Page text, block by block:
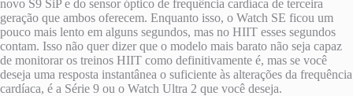
novo S9 SiP e do sensor óptico de frequência cardíaca de terceira
geração que ambos oferecem. Enquanto isso, o Watch SE ficou um
pouco mais lento em alguns segundos, mas no HIIT esses segundos
contam. Isso não quer dizer que o modelo mais barato não seja capaz
de monitorar os treinos HIIT como definitivamente é, mas se você
deseja uma resposta instantânea o suficiente às alterações da frequência
cardíaca, é a Série 9 ou o Watch Ultra 2 que você deseja.